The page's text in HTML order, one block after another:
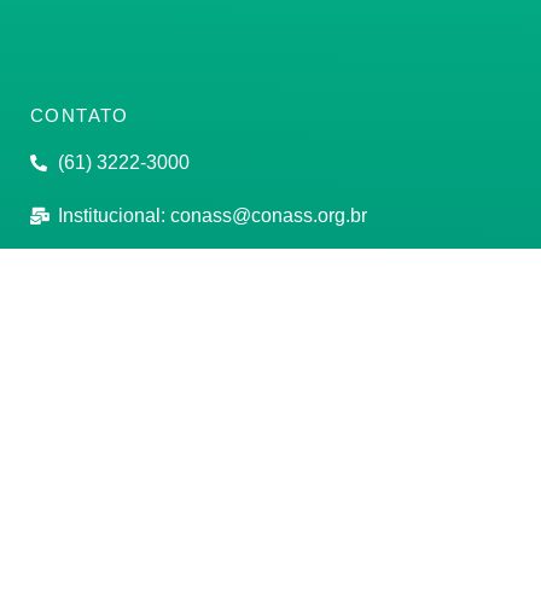
CONTATO
(61) 3222-3000
Institucional: conass@conass.org.br